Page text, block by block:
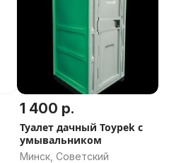
1 400 р.
Туалет дачный Toypek с
умывальником
Минск, Советский